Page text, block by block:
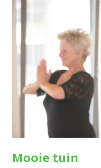
Mooie tuin